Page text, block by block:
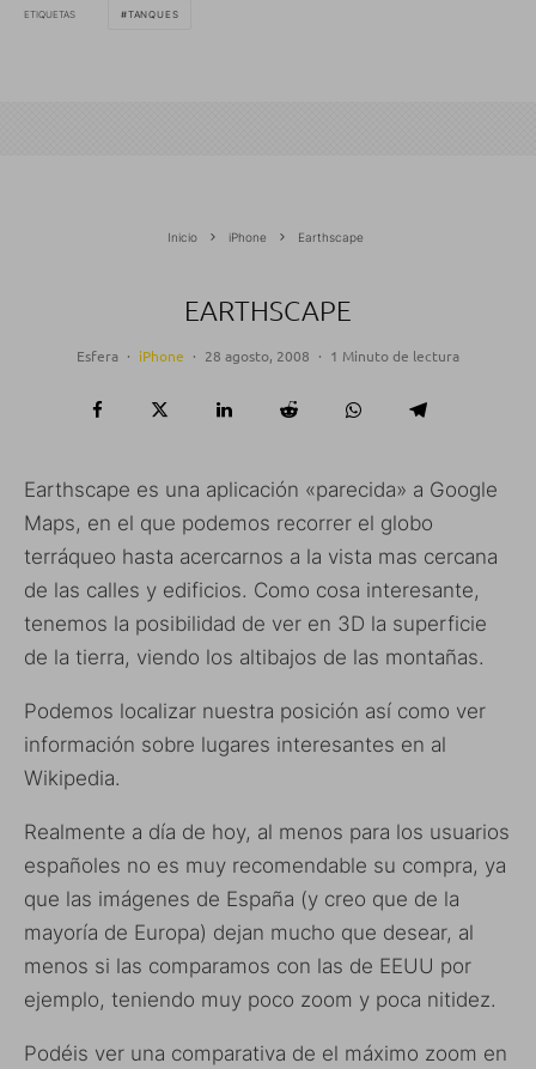
ETIQUETAS TANQUES
Inicio iPhone Earthscape
EARTHSCAPE
Esfera · iPhone · 28 agosto, 2008 · 1 Minuto de lectura
Earthscape es una aplicación «parecida» a Google
Maps, en el que podemos recorrer el globo
terráqueo hasta acercarnos a la vista mas cercana
de las calles y edificios. Como cosa interesante,
tenemos la posibilidad de ver en 3D la superficie
de la tierra, viendo los altibajos de las montañas.
Podemos localizar nuestra posición así como ver
información sobre lugares interesantes en al
Wikipedia.
Realmente a día de hoy, al menos para los usuarios
españoles no es muy recomendable su compra, ya
que las imágenes de España (y creo que de la
mayoría de Europa) dejan mucho que desear, al
menos si las comparamos con las de EEUU por
ejemplo, teniendo muy poco zoom y poca nitidez.
Podéis ver una comparativa de el máximo zoom en